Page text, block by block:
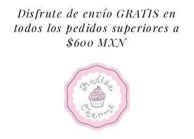
Disfrute de envío GRATIS en
todos los pedidos superiores a
$600 MXN